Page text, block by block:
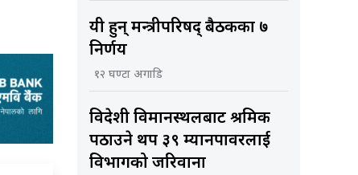
यी हुन् मन्त्रीपरिषद् बैठकका ७
निर्णय
१२ घण्टा अगाडि
विदेशी विमानस्थलबाट श्रमिक
पठाउने थप ३९ म्यानपावरलाई
विभागको जरिवाना